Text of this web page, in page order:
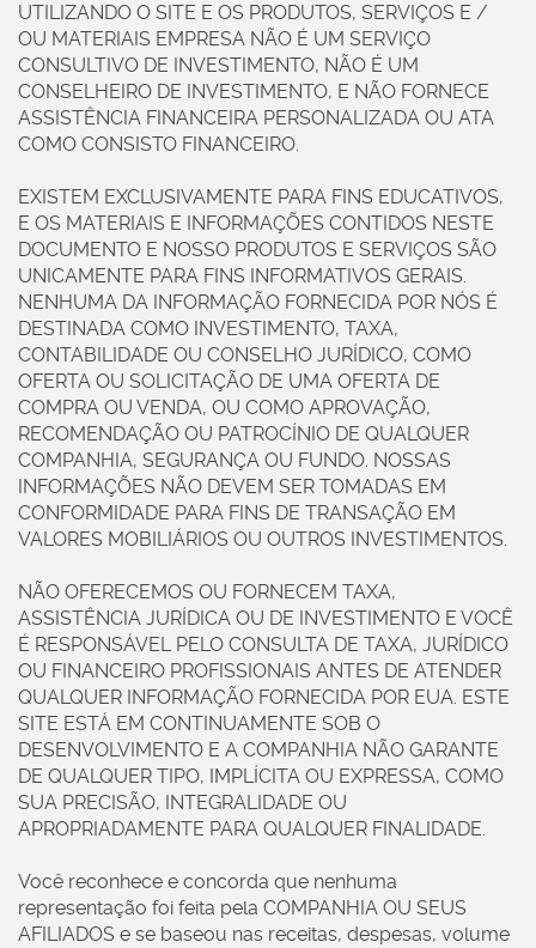
UTILIZANDO O SITE E OS PRODUTOS, SERVIÇOS E /
OU MATERIAIS EMPRESA NÃO É UM SERVIÇO
CONSULTIVO DE INVESTIMENTO, NÃO É UM
CONSELHEIRO DE INVESTIMENTO, E NÃO FORNECE
ASSISTÊNCIA FINANCEIRA PERSONALIZADA OU ATA
COMO CONSISTO FINANCEIRO.
EXISTEM EXCLUSIVAMENTE PARA FINS EDUCATIVOS,
E OS MATERIAIS E INFORMAÇÕES CONTIDOS NESTE
DOCUMENTO E NOSSO PRODUTOS E SERVIÇOS SÃO
UNICAMENTE PARA FINS INFORMATIVOS GERAIS.
NENHUMA DA INFORMAÇÃO FORNECIDA POR NÓS É
DESTINADA COMO INVESTIMENTO, TAXA,
CONTABILIDADE OU CONSELHO JURÍDICO, COMO
OFERTA OU SOLICITAÇÃO DE UMA OFERTA DE
COMPRA OU VENDA, OU COMO APROVAÇÃO,
RECOMENDAÇÃO OU PATROCÍNIO DE QUALQUER
COMPANHIA, SEGURANÇA OU FUNDO. NOSSAS
INFORMAÇÕES NÃO DEVEM SER TOMADAS EM
CONFORMIDADE PARA FINS DE TRANSAÇÃO EM
VALORES MOBILIÁRIOS OU OUTROS INVESTIMENTOS.
NÃO OFERECEMOS OU FORNECEM TAXA,
ASSISTÊNCIA JURÍDICA OU DE INVESTIMENTO E VOCÊ
É RESPONSÁVEL PELO CONSULTA DE TAXA, JURÍDICO
OU FINANCEIRO PROFISSIONAIS ANTES DE ATENDER
QUALQUER INFORMAÇÃO FORNECIDA POR EUA. ESTE
SITE ESTÁ EM CONTINUAMENTE SOB O
DESENVOLVIMENTO E A COMPANHIA NÃO GARANTE
DE QUALQUER TIPO, IMPLÍCITA OU EXPRESSA, COMO
SUA PRECISÃO, INTEGRALIDADE OU
APROPRIADAMENTE PARA QUALQUER FINALIDADE.
Você reconhece e concorda que nenhuma
representação foi feita pela COMPANHIA OU SEUS
AFILIADOS e se baseou nas receitas, despesas, volume